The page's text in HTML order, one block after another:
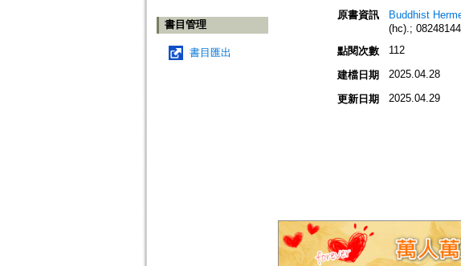
書目管理
書目匯出
原書資訊
Buddhist
(hc).;
點閱次數
112
建檔日期 2025.04.28
更新日期 2025.04.29